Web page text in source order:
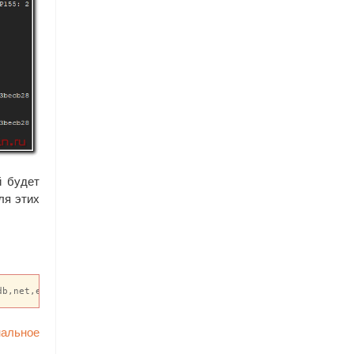
будет
этих